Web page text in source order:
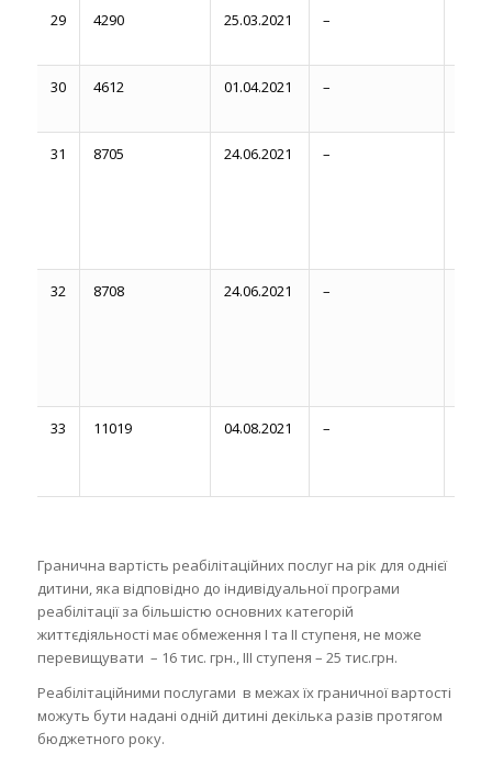
29 4290 25.03.2021 –
30 4612 01.04.2021 –
31 8705 24.06.2021 –
32 8708 24.06.2021 –
33 11019 04.08.2021 –
Гранична вартість реабілітаційних послуг на рік для однієї
дитини, яка відповідно до індивідуальної програми
реабілітації за більшістю основних категорій
життєдіяльності має обмеження I та II ступеня, не може
перевищувати – 16 тис. грн., III ступеня – 25 тис.грн.
Реабілітаційними послугами в межах їх граничної вартості
можуть бути надані одній дитині декілька разів протягом
бюджетного року.